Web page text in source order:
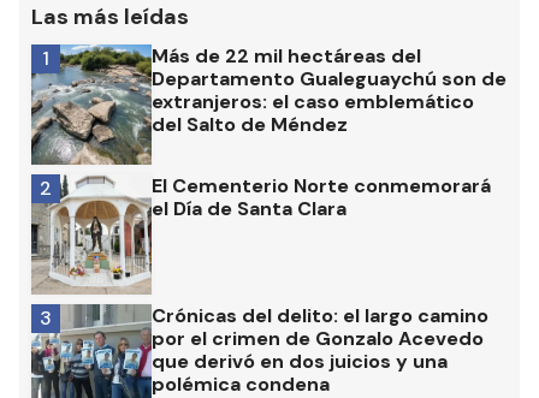
Las más leídas
Más de 22 mil hectáreas del
Departamento Gualeguaychú son de
extranjeros: el caso emblemático
del Salto de Méndez
1
El Cementerio Norte conmemorará
el Día de Santa Clara
2
Crónicas del delito: el largo camino
por el crimen de Gonzalo Acevedo
que derivó en dos juicios y una
polémica condena
3